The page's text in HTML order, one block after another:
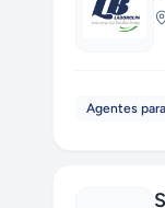
Agentes